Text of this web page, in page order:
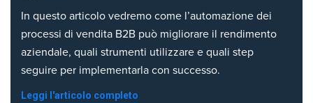
In questo articolo vedremo come l’automazione dei
processi di vendita B2B può migliorare il rendimento
aziendale, quali strumenti utilizzare e quali step
seguire per implementarla con successo.
Leggi l'articolo completo